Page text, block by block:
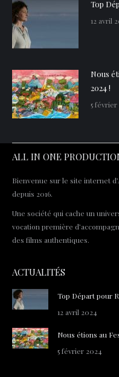
Top
12 avril
Nous
2024 !
5 février
ALL IN ONE
Bienvenue sur le site internet
depuis 2016.
Une société qui cache un
vocation première
des films authentiques.
ACTUALITÉS
Top Départ pour
12 avril 2024
Nous étions au
5 février 2024